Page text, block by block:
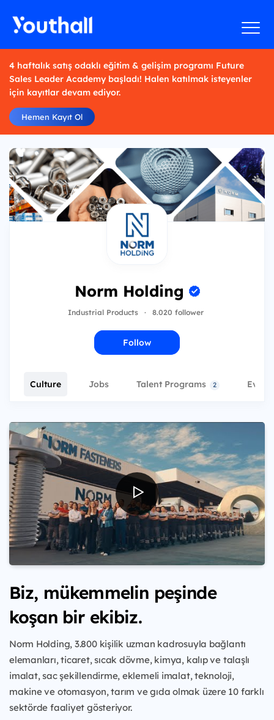
4 haftalık satış odaklı eğitim & gelişim programı Future
Sales Leader Academy başladı! Halen katılmak isteyenler
için kayıtlar devam ediyor.
Hemen Kayıt Ol
Norm Holding
Industrial Products · 8.020 follower
Follow
Culture Jobs Talent Programs 2
Biz, mükemmelin peşinde
koşan bir ekibiz.
Norm Holding, 3.800 kişilik uzman kadrosuyla bağlantı
elemanları, ticaret, sıcak dövme, kimya, kalıp ve talaşlı
imalat, sac şekillendirme, eklemeli imalat, teknoloji,
makine ve otomasyon, tarım ve gıda olmak üzere 10 farklı
sektörde faaliyet gösteriyor.